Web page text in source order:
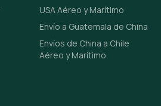
USA Aéreo y Marítimo
Envío a Guatemala de China
Envíos de China a Chile
Aéreo y Marítimo